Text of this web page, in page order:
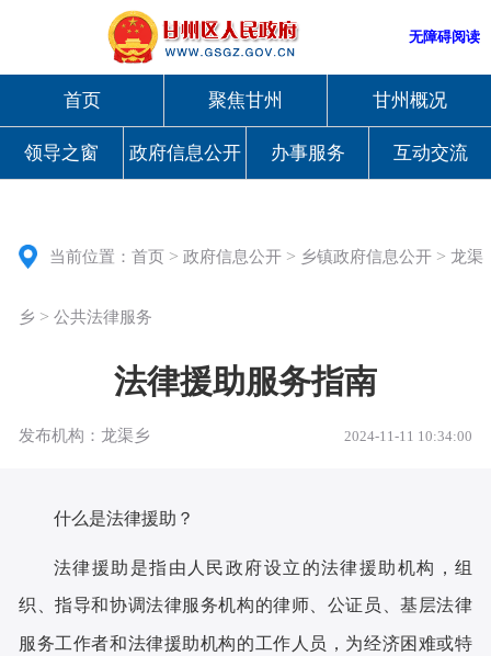
无障碍阅读
首页 聚焦甘州 甘州概况
领导之窗 政府信息公开 办事服务 互动交流
当前位置：首页 >政府信息公开 > 乡镇政府信息公开 >龙渠
乡 >公共法律服务
法律援助服务指南
发布机构：龙渠乡 2024-11-11 10:34:00
什么是法律援助？
法律援助是指由人民政府设立的法律援助机构，组
织、指导和协调法律服务机构的律师、公证员、基层法律
服务工作者和法律援助机构的工作人员，为经济困难或特